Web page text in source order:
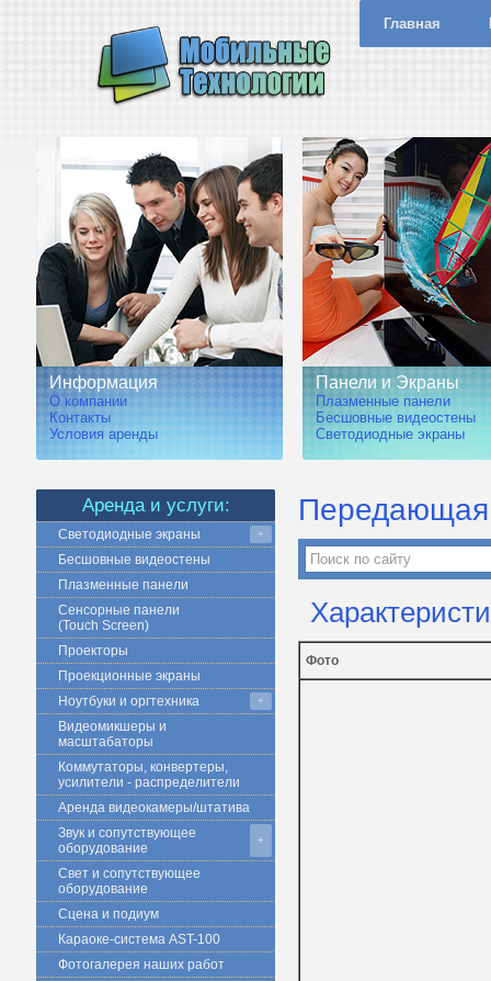
Главная
Панели и Экраны
Плазменные панели
Бесшовные видеостены
Светодиодные экраны
Информация
О компании
Контакты
Условия аренды
Аренда и услуги:
+
Светодиодные экраны
Бесшовные видеостены
Плазменные панели
Сенсорные панели
(Touch Screen)
Проекторы
Проекционные экраны
+
Ноутбуки и оргтехника
Видеомикшеры и
масштабаторы
Коммутаторы, конвертеры,
усилители - распределители
Аренда видеокамеры/штатива
+
Звук и сопутствующее
оборудование
Свет и сопутствующее
оборудование
Сцена и подиум
Караоке-система AST-100
Фотогалерея наших работ
Передающая
Фото